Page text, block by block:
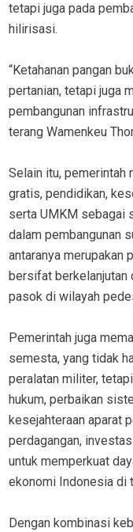
tetapi juga pada
hilirisasi.
“Ketahanan pangan
pertanian, tetapi juga
pembangunan
terang Wamenkeu
Selain itu, pemerintah
gratis, pendidikan,
serta UMKM sebagai
dalam pembangunan
antaranya merupakan
bersifat berkelanjutan
pasok di wilayah
Pemerintah juga
semesta, yang tidak
peralatan militer,
hukum, perbaikan
kesejahteraan aparat
perdagangan,
untuk memperkuat
ekonomi Indonesia di
Dengan kombinasi